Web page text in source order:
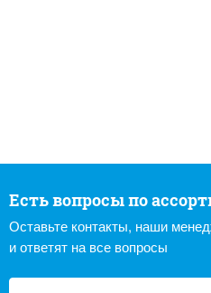
Есть вопросы по
Оставьте контакты, наши
и ответят на все вопросы